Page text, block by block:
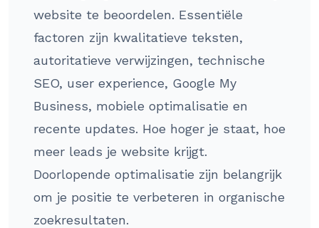
website te beoordelen. Essentiële
factoren zijn kwalitatieve teksten,
autoritatieve verwijzingen, technische
SEO, user experience, Google My
Business, mobiele optimalisatie en
recente updates. Hoe hoger je staat, hoe
meer leads je website krijgt.
Doorlopende optimalisatie zijn belangrijk
om je positie te verbeteren in organische
zoekresultaten.